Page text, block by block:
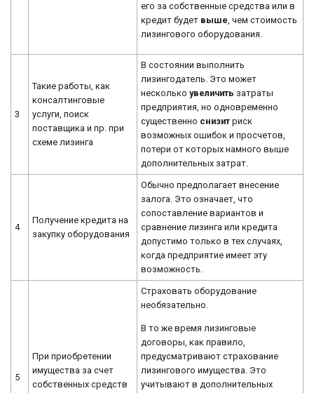
его за собственные средства или в
кредит будет выше, чем стоимость
лизингового оборудования.
3
Такие работы, как
консалтинговые
услуги, поиск
поставщика и пр. при
схеме лизинга
В состоянии выполнить
лизингодатель. Это может
несколькоувеличить затраты
предприятия, но одновременно
существенно снизит риск
возможных ошибок и просчетов,
потери от которых намного выше
дополнительных затрат.
4
Получение кредита на
закупку оборудования
Обычно предполагает внесение
залога. Это означает, что
сопоставление вариантов и
сравнение лизинга или кредита
допустимо только в тех случаях,
когда предприятие имеет эту
возможность.
5
При приобретении
имущества за счет
собственных средств
Страховать оборудование
необязательно.
В то же время лизинговые
договоры, как правило,
предусматривают страхование
лизингового имущества. Это
учитывают в дополнительных